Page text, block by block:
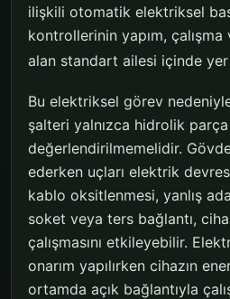
ilişkili otomatik elektriksel
kontrollerinin yapım,
alan standart ailesi içinde yer
Bu elektriksel görev
şalteri yalnızca hidrolik
değerlendirilmemelidir.
ederken uçları elektrik
kablo oksitlenmesi, yanlış
soket veya ters bağlantı,
çalışmasını etkileyebilir.
onarım yapılırken cihazın
ortamda açık bağlantıyla